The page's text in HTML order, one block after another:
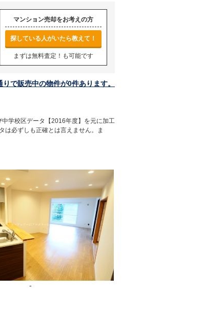
マンション売却をお考えの方
探している人がいたら教えて！
まずは無料査定！も可能です
で販売中の物件が0件あります。
学校区データ【2016年度】を元に加工
は必ずしも正確とは言えません。ま
-